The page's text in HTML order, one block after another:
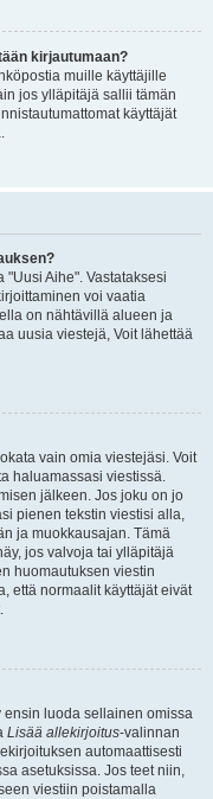
kirjautumaan?
muille käyttäjille
jos ylläpitäjä sallii tämän
käyttäjät
Aihe". Vastataksesi
voi vaatia
on nähtävillä alueen ja
uusia viestejä, Voit lähettää
vain omia viestejäsi. Voit
haluamassasi viestissä.
jälkeen. Jos joku on jo
pienen tekstin viestisi alla,
ja muokkausajan. Tämä
jos valvoja tai ylläpitäjä
huomautuksen viestin
että normaalit käyttäjät eivät
ensin luoda sellainen omissa
Lisää allekirjoitus-valinnan
automaattisesti
asetuksissa. Jos teet niin,
viestiin poistamalla